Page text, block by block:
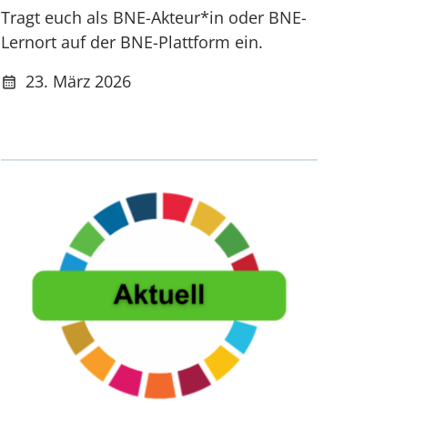
23. März 2026
Tragt euch als BNE-Akteur*in oder BNE-
Lernort auf der BNE-Plattform ein.